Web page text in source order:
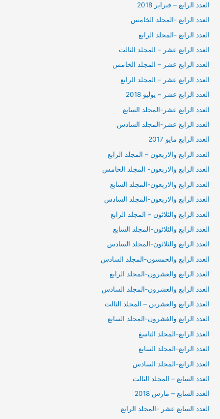
العدد الرابع – فبراير 2018
العدد الرابع -المجلد الخامس
العدد الرابع -المجلد الرابع
العدد الرابع عشر – المجلد الثالث
العدد الرابع عشر – المجلد الخامس
العدد الرابع عشر – المجلد الرابع
العدد الرابع عشر – يوليو 2018
العدد الرابع عشر-المجلد السابع
العدد الرابع عشر-المجلد السادس
العدد الرابع مايو 2017
العدد الرابع والاربعون – المجلد الرابع
العدد الرابع والاربعون- المجلد الخامس
العدد الرابع والاربعون-المجلد السابع
العدد الرابع والاربعون-المجلد السادس
العدد الرابع والثلاثون – المجلد الرابع
العدد الرابع والثلاثون-المجلد السابع
العدد الرابع والثلاثون-المجلد السادس
العدد الرابع والخمسون-المجلد السادس
العدد الرابع والعشرون-المجلد الرابع
العدد الرابع والعشرون-المجلد السادس
العدد الرابع والعشرين – المجلد الثالث
العدد الرابع والغشرون-المجلد السابع
العدد الرابع-المجلد التاسغ
العدد الرابع-المجلد السابع
العدد الرابع-المجلد السادس
العدد السابع – المجلد الثالث
العدد السابع – مارس 2018
العدد السابع عشر -المجلد الرابع